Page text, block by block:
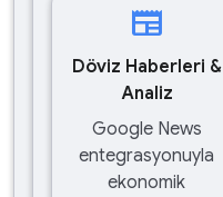
newspaper
Döviz Haberleri &
Analiz
Google News
entegrasyonuyla
ekonomik